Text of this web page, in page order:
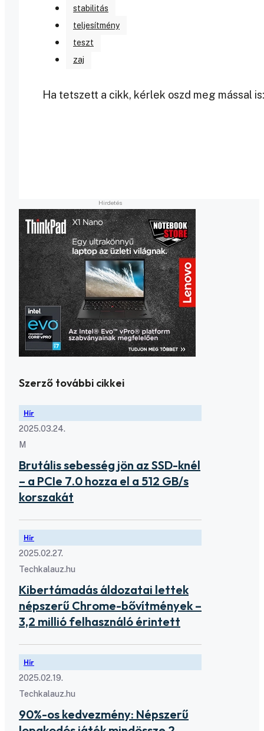
stabilitás
teljesítmény
teszt
zaj
Ha tetszett a cikk, kérlek oszd meg mással is:
Szerző további cikkei
Hír
2025.03.24.
M
Brutális sebesség jön az SSD-knél
– a PCIe 7.0 hozza el a 512 GB/s
korszakát
Hír
2025.02.27.
Techkalauz.hu
Kibertámadás áldozatai lettek
népszerű Chrome-bővítmények –
3,2 millió felhasználó érintett
Hír
2025.02.19.
Techkalauz.hu
90%-os kedvezmény: Népszerű